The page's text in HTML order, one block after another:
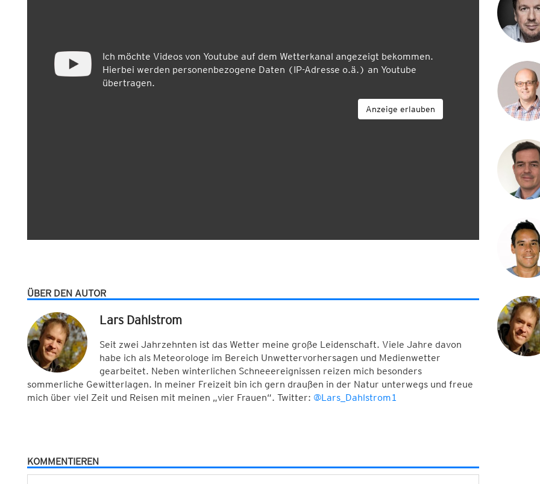
Ich möchte Videos von Youtube auf dem Wetterkanal angezeigt bekommen.
Hierbei werden personenbezogene Daten (IP-Adresse o.ä.) an Youtube
übertragen.
Anzeige erlauben
ÜBER DEN AUTOR
Lars Dahlstrom
Seit zwei Jahrzehnten ist das Wetter meine große Leidenschaft. Viele Jahre davon
habe ich als Meteorologe im Bereich Unwettervorhersagen und Medienwetter
gearbeitet. Neben winterlichen Schneeereignissen reizen mich besonders
sommerliche Gewitterlagen. In meiner Freizeit bin ich gern draußen in der Natur unterwegs und freue
mich über viel Zeit und Reisen mit meinen „vier Frauen“. Twitter: @Lars_Dahlstrom1
KOMMENTIEREN